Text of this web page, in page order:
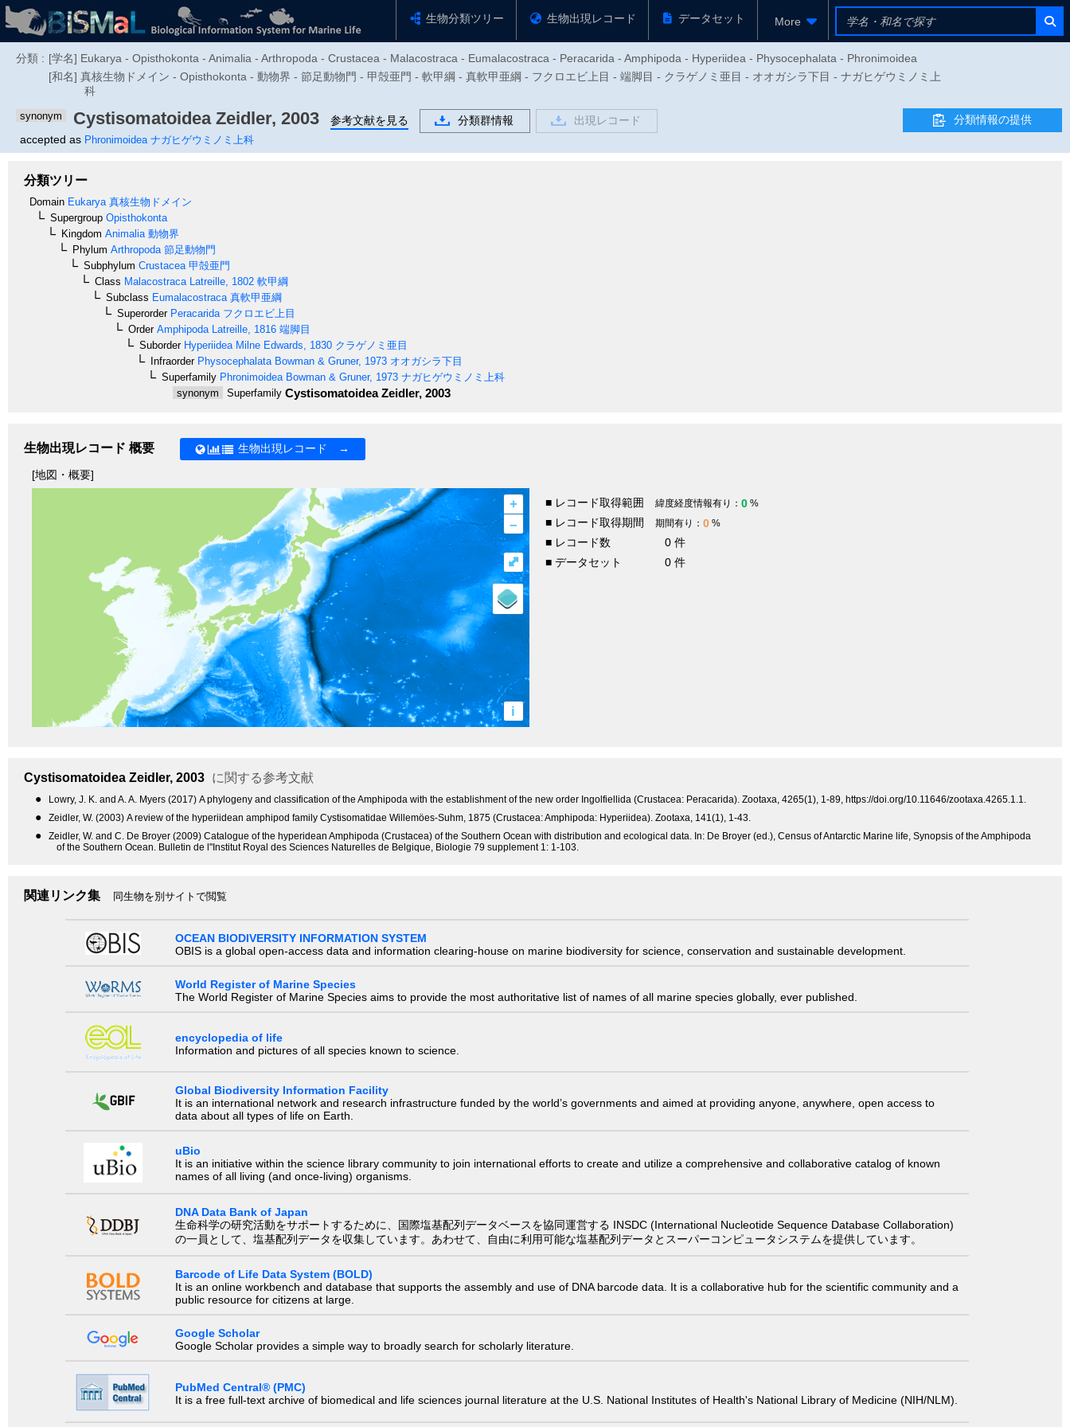
生物分類ツリー 生物出現レコード データセット More
分類 : [学名] Eukarya - Opisthokonta - Animalia - Arthropoda - Crustacea - Malacostraca - Eumalacostraca - Peracarida - Amphipoda - Hyperiidea - Physocephalata - Phronimoidea
[和名] 真核生物ドメイン - Opisthokonta - 動物界 - 節足動物門 - 甲殻亜門 - 軟甲綱 - 真軟甲亜綱 - フクロエビ上目 - 端脚目 - クラゲノミ亜目 - オオガシラ下目 - ナガヒゲウミノミ上
科
synonym CystisomatoideaZeidler, 2003
accepted as Phronimoideaナガヒゲウミノミ上科
参考文献を見る 分類群情報 出現レコード 分類情報の提供
分類ツリー
Domain Eukarya真核生物ドメイン
Supergroup Opisthokonta
Kingdom Animalia動物界
Phylum Arthropoda節足動物門
Subphylum Crustacea甲殻亜門
Class MalacostracaLatreille, 1802 軟甲綱
Subclass Eumalacostraca真軟甲亜綱
SuperorderPeracaridaフクロエビ上目
OrderAmphipodaLatreille, 1816 端脚目
SuborderHyperiideaMilne Edwards, 1830 クラゲノミ亜目
InfraorderPhysocephalataBowman & Gruner, 1973 オオガシラ下目
Superfamily PhronimoideaBowman & Gruner, 1973 ナガヒゲウミノミ上科
synonym
Superfamily CystisomatoideaZeidler, 2003
生物出現レコード 概要 生物出現レコード →
[地図・概要]
+
–
i
⤢
■ レコード取得範囲 緯度経度情報有り： 0 %
■ レコード取得期間 期間有り： 0 %
■ レコード数
0 件
■ データセット
0 件
Cystisomatoidea Zeidler, 2003 に関する参考文献
● Lowry, J. K. and A. A. Myers (2017) A phylogeny and classification of the Amphipoda with the establishment of the new order Ingolfiellida (Crustacea: Peracarida). Zootaxa, 4265(1), 1-89, https://doi.org/10.11646/zootaxa.4265.1.1.
● Zeidler, W. (2003) A review of the hyperiidean amphipod family Cystisomatidae Willemöes-Suhm, 1875 (Crustacea: Amphipoda: Hyperiidea). Zootaxa, 141(1), 1-43.
●
Zeidler, W. and C. De Broyer (2009) Catalogue of the hyperidean Amphipoda (Crustacea) of the Southern Ocean with distribution and ecological data. In: De Broyer (ed.), Census of Antarctic Marine life, Synopsis of the Amphipoda
of the Southern Ocean. Bulletin de l"Institut Royal des Sciences Naturelles de Belgique, Biologie 79 supplement 1: 1-103.
関連リンク集 同生物を別サイトで閲覧
OCEAN BIODIVERSITY INFORMATION SYSTEM
OBIS is a global open-access data and information clearing-house on marine biodiversity for science, conservation and sustainable development.
World Register of Marine Species
The World Register of Marine Species aims to provide the most authoritative list of names of all marine species globally, ever published.
encyclopedia of life
Information and pictures of all species known to science.
Global Biodiversity Information Facility
It is an international network and research infrastructure funded by the world’s governments and aimed at providing anyone, anywhere, open access to
data about all types of life on Earth.
uBio
It is an initiative within the science library community to join international efforts to create and utilize a comprehensive and collaborative catalog of known
names of all living (and once-living) organisms.
DNA Data Bank of Japan
生命科学の研究活動をサポートするために、国際塩基配列データベースを協同運営する INSDC (International Nucleotide Sequence Database Collaboration)
の一員として、塩基配列データを収集しています。あわせて、自由に利用可能な塩基配列データとスーパーコンピュータシステムを提供しています。
Barcode of Life Data System (BOLD)
It is an online workbench and database that supports the assembly and use of DNA barcode data. It is a collaborative hub for the scientific community and a
public resource for citizens at large.
Google Scholar
Google Scholar provides a simple way to broadly search for scholarly literature.
PubMed Central® (PMC)
It is a free full-text archive of biomedical and life sciences journal literature at the U.S. National Institutes of Health's National Library of Medicine (NIH/NLM).